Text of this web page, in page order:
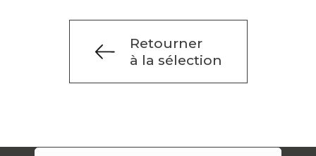
Retourner
à la sélection